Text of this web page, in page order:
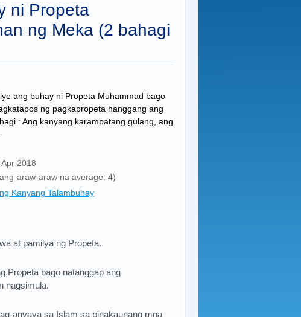
ni Propeta
ng Meka (2 bahagi
ang buhay ni Propeta Muhammad bago
ng pagkapropeta hanggang ang
: Ang kanyang karampatang gulang, ang
2018
araw-araw na average: 4)
Kanyang Talambuhay
at pamilya ng Propeta.
Propeta bago natanggap ang
nagsimula.
anyaya sa Islam sa pinakaunang mga